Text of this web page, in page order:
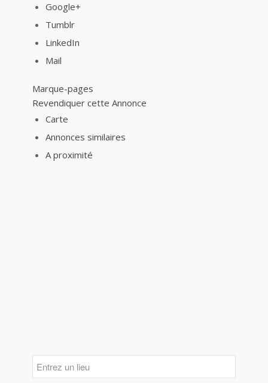
Google+
Tumblr
LinkedIn
Mail
Marque-pages
Revendiquer cette Annonce
Carte
Annonces similaires
A proximité